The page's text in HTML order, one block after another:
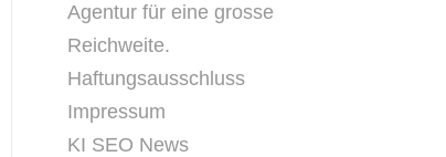
Agentur für eine grosse
Reichweite.
Haftungsausschluss
Impressum
KI SEO News